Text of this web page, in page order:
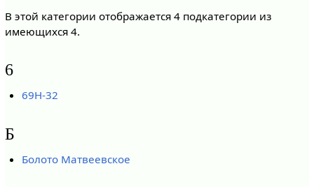
В этой категории отображается 4 подкатегории из
имеющихся 4.
6
69Н-32
Б
Болото Матвеевское